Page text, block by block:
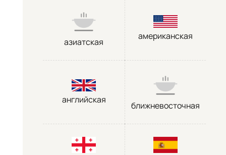
азиатская
американская
английская
ближневосточная